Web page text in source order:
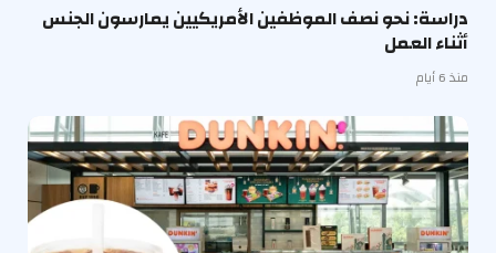
دراسة: نحو نصف الموظفين الأمريكيين يمارسون الجنس
أثناء العمل
منذ 6 أيام